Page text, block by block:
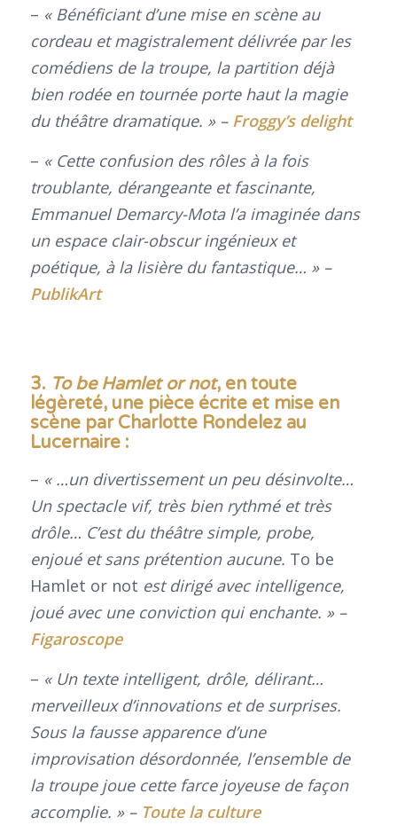
– « Bénéficiant d’une mise en scène au
cordeau et magistralement délivrée par les
comédiens de la troupe, la partition déjà
bien rodée en tournée porte haut la magie
du théâtre dramatique. » – Froggy’s delight
– « Cette confusion des rôles à la fois
troublante, dérangeante et fascinante,
Emmanuel Demarcy-Mota l’a imaginée dans
un espace clair-obscur ingénieux et
poétique, à la lisière du fantastique… » –
PublikArt
3. To be Hamlet or not, en toute
légèreté, une pièce écrite et mise en
scène par Charlotte Rondelez au
Lucernaire :
– « …un divertissement un peu désinvolte…
Un spectacle vif, très bien rythmé et très
drôle… C’est du théâtre simple, probe,
enjoué et sans prétention aucune. To be
Hamlet or not est dirigé avec intelligence,
joué avec une conviction qui enchante. » –
Figaroscope
– « Un texte intelligent, drôle, délirant…
merveilleux d’innovations et de surprises.
Sous la fausse apparence d’une
improvisation désordonnée, l’ensemble de
la troupe joue cette farce joyeuse de façon
accomplie. » – Toute la culture